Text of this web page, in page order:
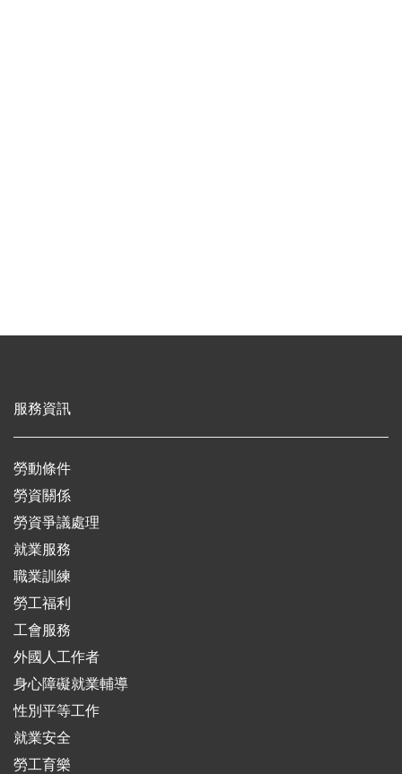
服務資訊
勞動條件
勞資關係
勞資爭議處理
就業服務
職業訓練
勞工福利
工會服務
外國人工作者
身心障礙就業輔導
性別平等工作
就業安全
勞工育樂